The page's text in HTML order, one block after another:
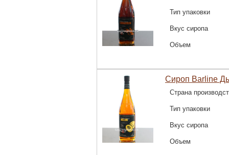
Тип упаковки
Вкус сиропа
Объем
Сироп Barline
Страна
Тип упаковки
Вкус сиропа
Объем